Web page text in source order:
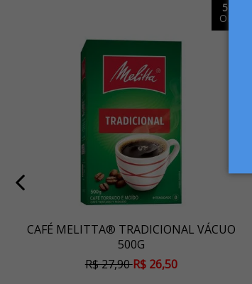
5%
OFF
CAFÉ MELITTA® TRADICIONAL VÁCUO
500G
R$ 27,90R$ 26,50